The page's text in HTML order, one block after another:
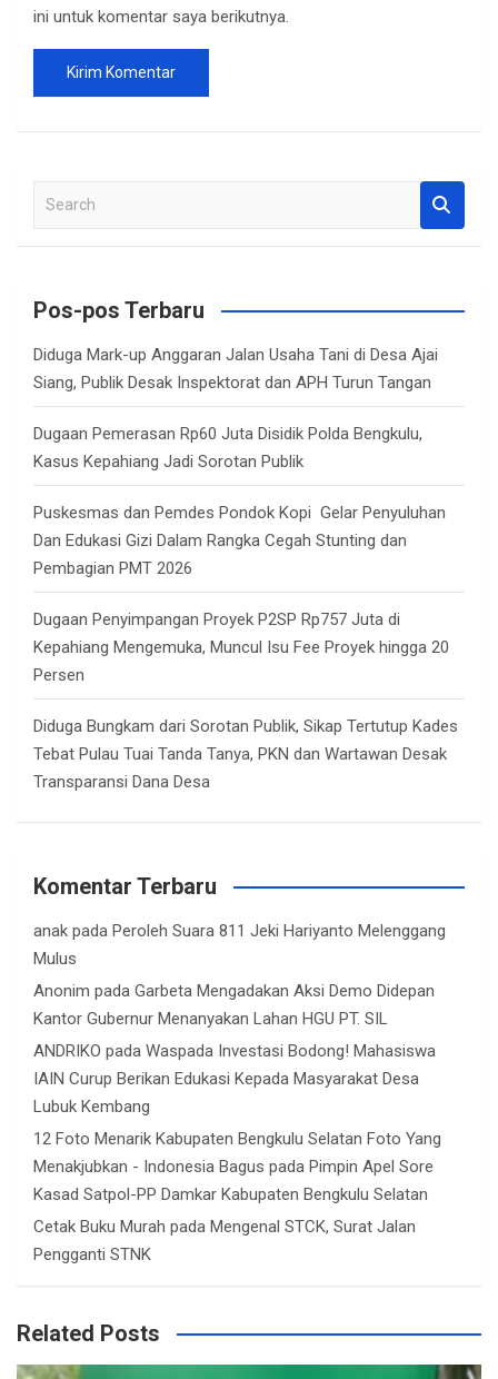
ini untuk komentar saya berikutnya.
a
c
Pos-pos Terbaru
Diduga Mark-up Anggaran Jalan Usaha Tani di Desa Ajai
Siang, Publik Desak Inspektorat dan APH Turun Tangan
Dugaan Pemerasan Rp60 Juta Disidik Polda Bengkulu,
Kasus Kepahiang Jadi Sorotan Publik
Puskesmas dan Pemdes Pondok Kopi Gelar Penyuluhan
Dan Edukasi Gizi Dalam Rangka Cegah Stunting dan
Pembagian PMT 2026
Dugaan Penyimpangan Proyek P2SP Rp757 Juta di
Kepahiang Mengemuka, Muncul Isu Fee Proyek hingga 20
Persen
Diduga Bungkam dari Sorotan Publik, Sikap Tertutup Kades
Tebat Pulau Tuai Tanda Tanya, PKN dan Wartawan Desak
Transparansi Dana Desa
Komentar Terbaru
anak pada Peroleh Suara 811 Jeki Hariyanto Melenggang
Mulus
Anonim pada Garbeta Mengadakan Aksi Demo Didepan
Kantor Gubernur Menanyakan Lahan HGU PT. SIL
ANDRIKO pada Waspada Investasi Bodong! Mahasiswa
IAIN Curup Berikan Edukasi Kepada Masyarakat Desa
Lubuk Kembang
12 Foto Menarik Kabupaten Bengkulu Selatan Foto Yang
Menakjubkan - Indonesia Bagus pada Pimpin Apel Sore
Kasad Satpol-PP Damkar Kabupaten Bengkulu Selatan
Cetak Buku Murah pada Mengenal STCK, Surat Jalan
Pengganti STNK
Related Posts